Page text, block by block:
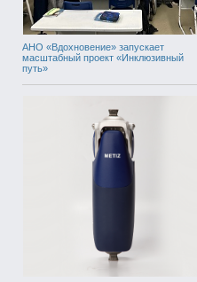
АНО «Вдохновение» запускает
масштабный проект «Инклюзивный
путь»